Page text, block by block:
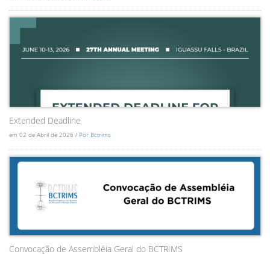
Extended Deadline
em 02 de Abril de 2026 / Por Bctrims
Convocação de Assembléia Geral do BCTRIMS